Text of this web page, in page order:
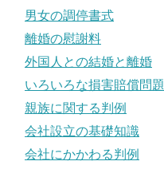
男女の調停書式
離婚の慰謝料
外国人との結婚と離婚
いろいろな損害賠償問題
親族に関する判例
会社設立の基礎知識
会社にかかわる判例